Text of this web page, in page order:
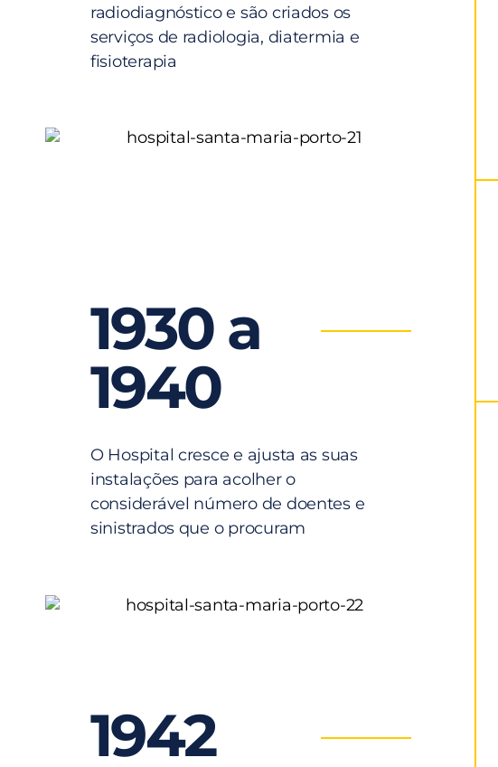
radiodiagnóstico e são criados os
serviços de radiologia, diatermia e
fisioterapia
1930 a
1940
O Hospital cresce e ajusta as suas
instalações para acolher o
considerável número de doentes e
sinistrados que o procuram
1942